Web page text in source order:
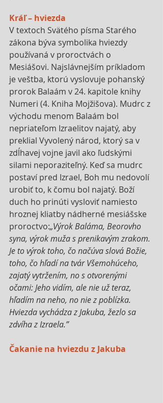
Kráľ – hviezda
V textoch Svätého písma Starého
zákona býva symbolika hviezdy
používaná v proroctvách o
Mesiášovi. Najslávnejším príkladom
je veštba, ktorú vyslovuje pohanský
prorok Balaám v 24. kapitole knihy
Numeri (4. Kniha Mojžišova). Mudrc z
východu menom Balaám bol
nepriateľom Izraelitov najatý, aby
preklial Vyvolený národ, ktorý sa v
zdĺhavej vojne javil ako ľudskými
silami neporaziteľný. Keď sa mudrc
postaví pred Izrael, Boh mu nedovolí
urobiť to, k čomu bol najatý. Boží
duch ho prinúti vysloviť namiesto
hroznej kliatby nádherné mesiášske
proroctvo:„Výrok Baláma, Beorovho
syna, výrok muža s prenikavým zrakom.
Je to výrok toho, čo načúva slová Božie,
toho, čo hľadí na tvár Všemohúceho,
zajatý vytržením, no s otvorenými
očami: Jeho vidím, ale nie už teraz,
hľadím na neho, no nie z poblízka.
Hviezda vychádza z Jakuba, žezlo sa
zdvíha z Izraela.”
Čakanie na hviezdu z Jakuba